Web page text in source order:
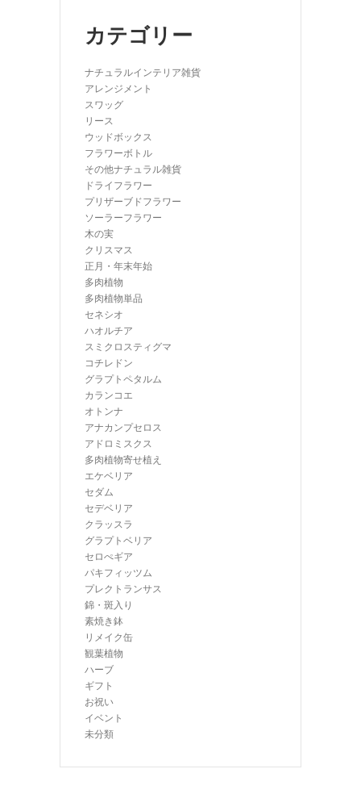
カテゴリー
ナチュラルインテリア雑貨
アレンジメント
スワッグ
リース
ウッドボックス
フラワーボトル
その他ナチュラル雑貨
ドライフラワー
プリザーブドフラワー
ソーラーフラワー
木の実
クリスマス
正月・年末年始
多肉植物
多肉植物単品
セネシオ
ハオルチア
スミクロスティグマ
コチレドン
グラプトペタルム
カランコエ
オトンナ
アナカンプセロス
アドロミスクス
多肉植物寄せ植え
エケベリア
セダム
セデベリア
クラッスラ
グラプトベリア
セロぺギア
パキフィッツム
プレクトランサス
錦・斑入り
素焼き鉢
リメイク缶
観葉植物
ハーブ
ギフト
お祝い
イベント
未分類